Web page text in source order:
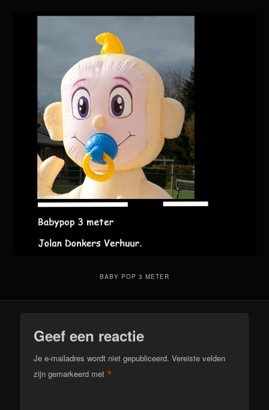
BABY POP 3 METER
Geef een reactie
Je e-mailadres wordt niet gepubliceerd. Vereiste velden
zijn gemarkeerd met*